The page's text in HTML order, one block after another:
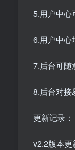
5.用户中心
6.用户中
7.后台可随
8.后台对接
更新记录：
v2.2版本更